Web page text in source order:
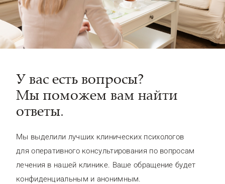
У вас есть вопросы?
Мы поможем вам найти
ответы.
Мы выделили лучших клинических психологов
для оперативного консультирования по вопросам
лечения в нашей клинике. Ваше обращение будет
конфиденциальным и анонимным.